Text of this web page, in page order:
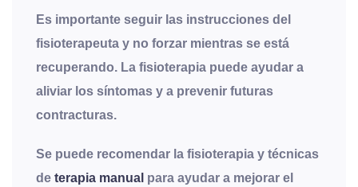
Es importante seguir las instrucciones del
fisioterapeuta y no forzar mientras se está
recuperando. La fisioterapia puede ayudar a
aliviar los síntomas y a prevenir futuras
contracturas.
Se puede recomendar la fisioterapia y técnicas
de terapia manual para ayudar a mejorar el